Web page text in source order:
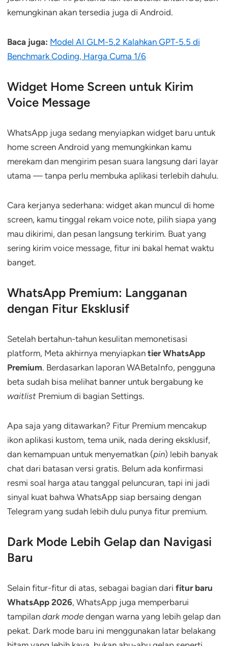
kemungkinan akan tersedia juga di Android.
Baca juga: Model AI GLM-5.2 Kalahkan GPT-5.5 di
Benchmark Coding, Harga Cuma 1/6
Widget Home Screen untuk Kirim
Voice Message
WhatsApp juga sedang menyiapkan widget baru untuk
home screen Android yang memungkinkan kamu
merekam dan mengirim pesan suara langsung dari layar
utama — tanpa perlu membuka aplikasi terlebih dahulu.
Cara kerjanya sederhana: widget akan muncul di home
screen, kamu tinggal rekam voice note, pilih siapa yang
mau dikirimi, dan pesan langsung terkirim. Buat yang
sering kirim voice message, fitur ini bakal hemat waktu
banget.
WhatsApp Premium: Langganan
dengan Fitur Eksklusif
Setelah bertahun-tahun kesulitan memonetisasi
platform, Meta akhirnya menyiapkan tier WhatsApp
Premium. Berdasarkan laporan WABetaInfo, pengguna
beta sudah bisa melihat banner untuk bergabung ke
waitlist Premium di bagian Settings.
Apa saja yang ditawarkan? Fitur Premium mencakup
ikon aplikasi kustom, tema unik, nada dering eksklusif,
dan kemampuan untuk menyematkan (pin) lebih banyak
chat dari batasan versi gratis. Belum ada konfirmasi
resmi soal harga atau tanggal peluncuran, tapi ini jadi
sinyal kuat bahwa WhatsApp siap bersaing dengan
Telegram yang sudah lebih dulu punya fitur premium.
Dark Mode Lebih Gelap dan Navigasi
Baru
Selain fitur-fitur di atas, sebagai bagian dari fitur baru
WhatsApp 2026, WhatsApp juga memperbarui
tampilan dark mode dengan warna yang lebih gelap dan
pekat. Dark mode baru ini menggunakan latar belakang